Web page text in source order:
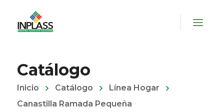
Catálogo
Inicio Catálogo
Línea Hogar
Canastilla Ramada Pequeña